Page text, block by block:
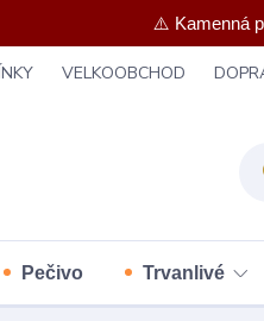
⚠️ Kamenná
VELKOOBCHOD
Pečivo Trvanlivé